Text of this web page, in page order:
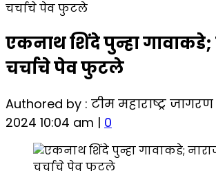
चर्चाचे पेव फुटले
एकनाथ शिंदे पुन्हा गावाकडे;
चर्चाचे पेव फुटले
Authored by : टीम महाराष्ट्र
2024 10:04 am | 0